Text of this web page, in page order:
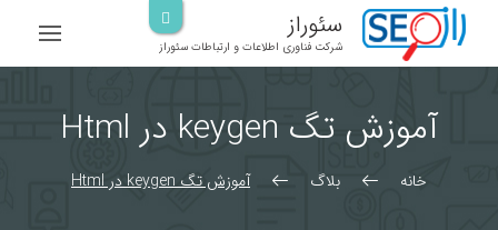
سئوراز
شرکت فناوری اطلاعات و ارتباطات سئوراز
آموزش تگ keygen در Html
خانه بلاگ آموزش تگ keygen در Html